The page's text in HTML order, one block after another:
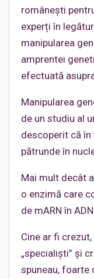
românești
experți în
manipularea
amprentei
efectuată
Manipularea
de un studiu al
descoperit că în
pătrunde în
Mai mult decât
o enzimă care
de mARN în
Cine ar fi
„specialiști” și
spuneau, foarte